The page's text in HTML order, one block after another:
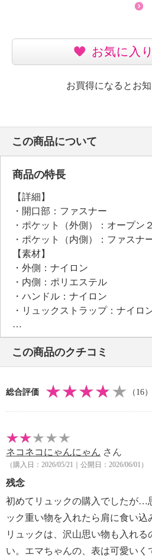
お気に入
お買得になるとお
この商品について
商品の特長
【詳細】
・開口部：ファスナー
・ポケット（外側）：オープン
・ポケット（内側）：ファスナ
【素材】
・外側：ナイロン
・内側：ポリエステル
・ハンドル：ナイロン
・リュックストラップ：ナイロ
【サイズ】
・約縦３３ｃｍ×最大横３７ｃ
・約開口部２７ｃｍ×底部２９ｃ
・リュックストラップ長さ：約
【重さ】
・約４１０ｇ
・個体差あり
【原産国（地）】
・中国製
この商品のクチコミ
総合評価 （16）
ネコネコにゃんにゃん さん
（購入日：2026/05/21｜公開日：2026/06/01）
残念
初めてリュックの購入でしたが…
ック重い物を入れたら肩に食い込
リュックは、沢山思い物も入れる
い。エマちゃんの、表は可愛いく